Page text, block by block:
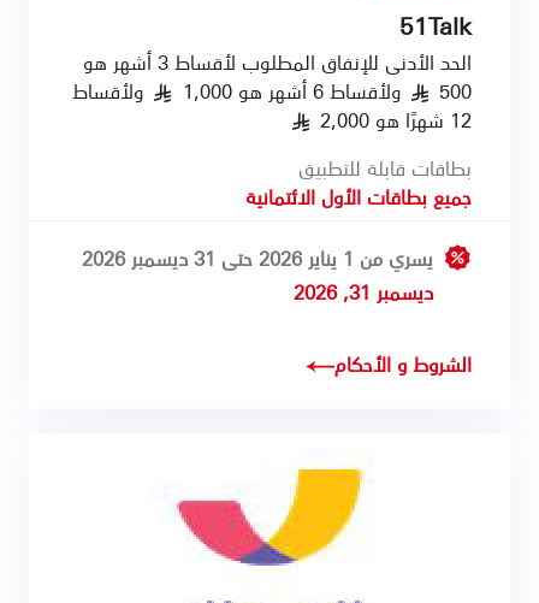
51Talk
الحد الأدنى للإنفاق المطلوب لأقساط 3 أشهر هو
500
§ ولأقساط 6 أشهر هو 1,000 § ولأقساط
12 شهرًا هو 2,000
§
بطاقات قابلة للتطبيق
جميع بطاقات الأول الائتمانية
يسري من 1 يناير 2026 حتى 31 ديسمبر 2026
ديسمبر 31, 2026
الشروط و الأحكام